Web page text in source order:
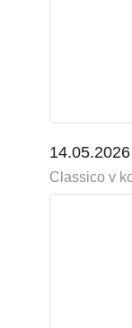
14.05.2026
Classico v